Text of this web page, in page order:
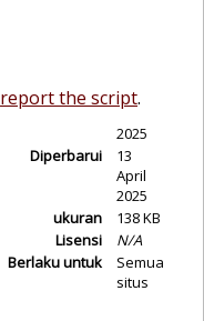
report the script.
2025
Diperbarui
13
April
2025
ukuran
138 KB
Lisensi
N/A
Berlaku untuk
Semua
situs